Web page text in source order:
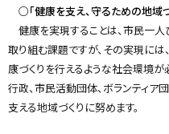
○「健康を支え、守るための地域づ
健康を実現することは、市民一
取り組む課題ですが、その実現に
康づくりを行えるような社会環境が
行政、市民活動団体、ボランティア
支える地域づくりに努めます。